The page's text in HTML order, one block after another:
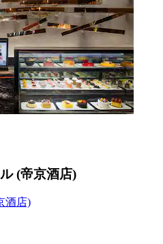
(帝京酒店)
酒店)